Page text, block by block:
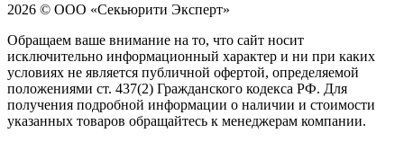
2026 © ООО «Секьюрити Эксперт»
Обращаем ваше внимание на то, что сайт носит
исключительно информационный характер и ни при каких
условиях не является публичной офертой, определяемой
положениями ст. 437(2) Гражданского кодекса РФ. Для
получения подробной информации о наличии и стоимости
указанных товаров обращайтесь к менеджерам компании.